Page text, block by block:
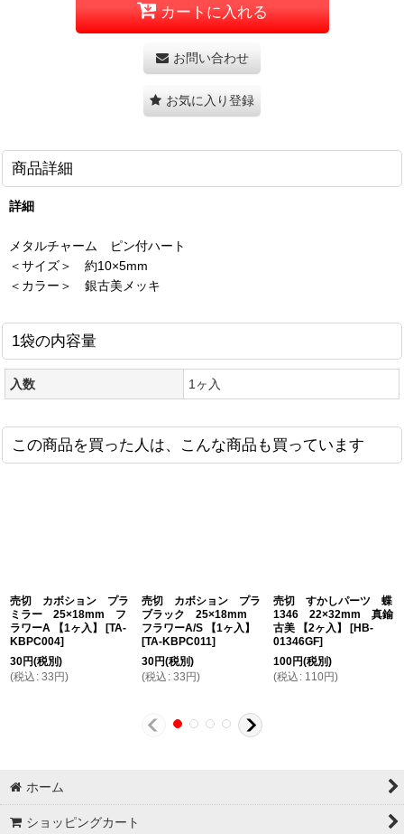
カートに入れる
お問い合わせ
お気に入り登録
商品詳細
詳細
メタルチャーム ピン付ハート
＜サイズ＞ 約10×5mm
＜カラー＞ 銀古美メッキ
1袋の内容量
入数 1ヶ入
この商品を買った人は、こんな商品も買っています
売切 カボション プラ
ミラー 25×18mm フ
ラワーA 【1ヶ入】
[TA-
KBPC004]
30円(税別)
(税込 : 33 円)
売切 カボション プラ
ブラック 25×18mm
フラワーA/S 【1ヶ入】
[TA-KBPC011]
30円(税別)
(税込 : 33 円)
売切 すかしパーツ 蝶
1346 22×32mm 真鍮
古美 【2ヶ入】
[HB-
01346GF]
100円(税別)
(税込 : 110円)
ホーム
ショッピングカート